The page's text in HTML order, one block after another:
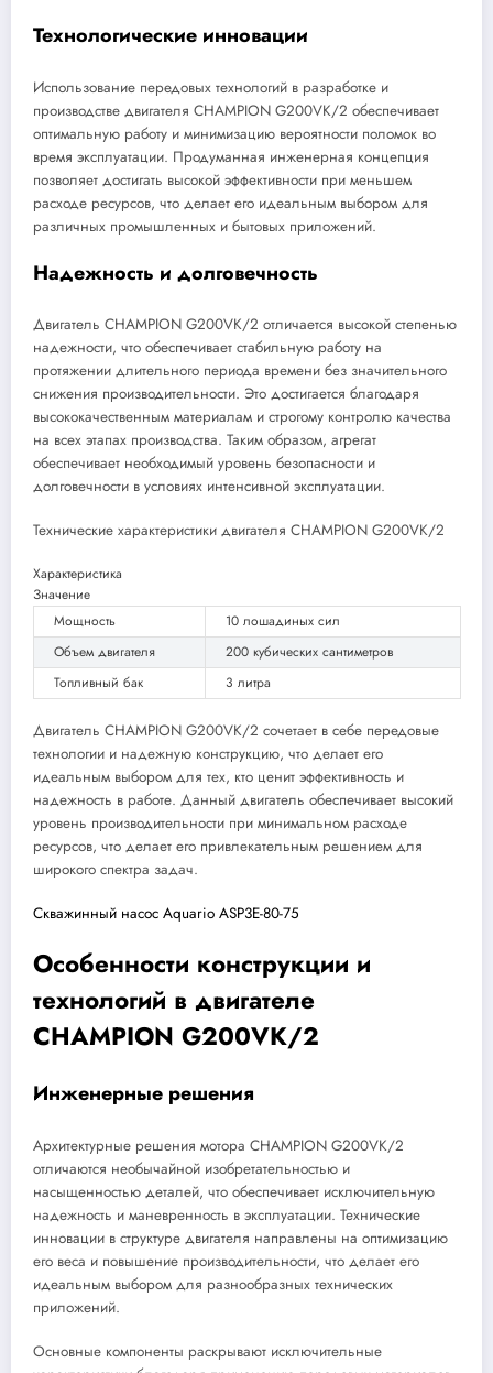
Технологические инновации
Использование передовых технологий в разработке и
производстве двигателя CHAMPION G200VK/2 обеспечивает
оптимальную работу и минимизацию вероятности поломок во
время эксплуатации. Продуманная инженерная концепция
позволяет достигать высокой эффективности при меньшем
расходе ресурсов, что делает его идеальным выбором для
различных промышленных и бытовых приложений.
Надежность и долговечность
Двигатель CHAMPION G200VK/2 отличается высокой степенью
надежности, что обеспечивает стабильную работу на
протяжении длительного периода времени без значительного
снижения производительности. Это достигается благодаря
высококачественным материалам и строгому контролю качества
на всех этапах производства. Таким образом, агрегат
обеспечивает необходимый уровень безопасности и
долговечности в условиях интенсивной эксплуатации.
Технические характеристики двигателя CHAMPION G200VK/2
Характеристика
Значение
Мощность
10 лошадиных сил
Объем двигателя
200 кубических сантиметров
Топливный бак
3 литра
Двигатель CHAMPION G200VK/2 сочетает в себе передовые
технологии и надежную конструкцию, что делает его
идеальным выбором для тех, кто ценит эффективность и
надежность в работе. Данный двигатель обеспечивает высокий
уровень производительности при минимальном расходе
ресурсов, что делает его привлекательным решением для
широкого спектра задач.
Скважинный насос Aquario ASP3E-80-75
Особенности конструкции и
технологий в двигателе
CHAMPION G200VK/2
Инженерные решения
Архитектурные решения мотора CHAMPION G200VK/2
отличаются необычайной изобретательностью и
насыщенностью деталей, что обеспечивает исключительную
надежность и маневренность в эксплуатации. Технические
инновации в структуре двигателя направлены на оптимизацию
его веса и повышение производительности, что делает его
идеальным выбором для разнообразных технических
приложений.
Основные компоненты раскрывают исключительные